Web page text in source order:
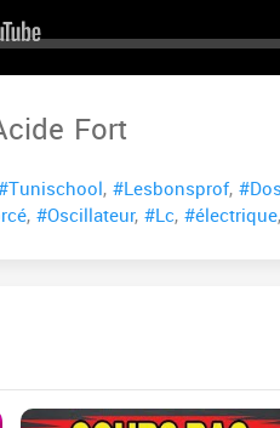
Seek
Fort
,#Lesbonsprof,
,#Oscillateur,#Lc,#électrique,